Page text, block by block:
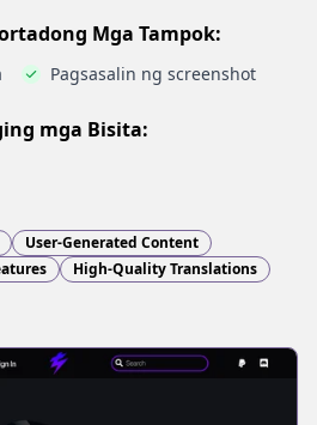
Mga Tampok:
Pagsasalin ng screenshot
mga Bisita:
User-Generated Content
High-Quality Translations